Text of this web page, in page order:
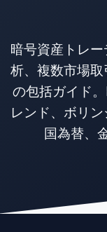
暗号資産トレ
析、複数市場
の包括ガイド
レンド、ボリ
国為替、